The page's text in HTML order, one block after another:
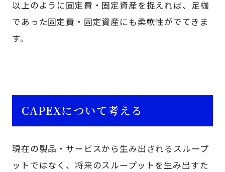
以上のように固定費・固定資産を捉えれば、足枷
であった固定費・固定資産にも柔軟性がでてきま
す。
CAPEXについて考える
現在の製品・サービスから生み出されるスループ
ットではなく、将来のスループットを生み出すた